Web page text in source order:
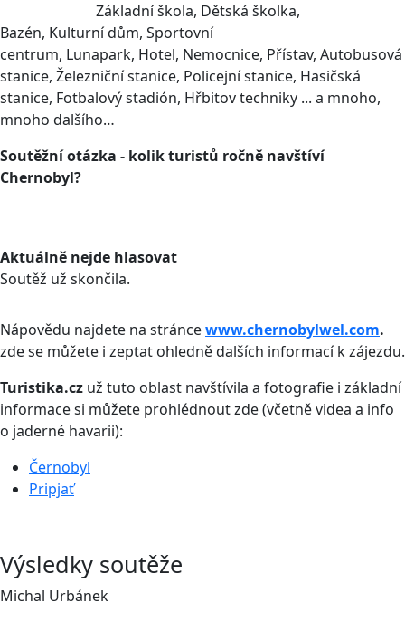
Základní škola, Dětská školka,
Bazén, Kulturní dům, Sportovní
centrum, Lunapark, Hotel, Nemocnice, Přístav, Autobusová
stanice, Železniční stanice, Policejní stanice, Hasičská
stanice, Fotbalový stadión, Hřbitov techniky ... a mnoho,
mnoho dalšího…
Soutěžní otázka - kolik turistů ročně navštíví
Chernobyl?
Aktuálně nejde hlasovat
Soutěž už skončila.
Nápovědu najdete na stráncewww.chernobylwel.com.
zde se můžete i zeptat ohledně dalších informací k zájezdu.
Turistika.cz už tuto oblast navštívila a fotografie i základní
informace si můžete prohlédnout zde (včetně videa a info
o jaderné havarii):
Černobyl
Pripjať
Výsledky soutěže
Michal Urbánek